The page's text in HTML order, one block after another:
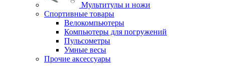
Мультитулы и ножи
Спортивные товары
Велокомпьютеры
Компьютеры для погружений
Пульсометры
Умные весы
Прочие аксессуары